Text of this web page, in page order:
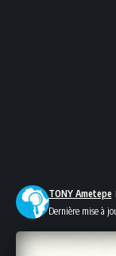
Dernière mise à
TONY Ametepe